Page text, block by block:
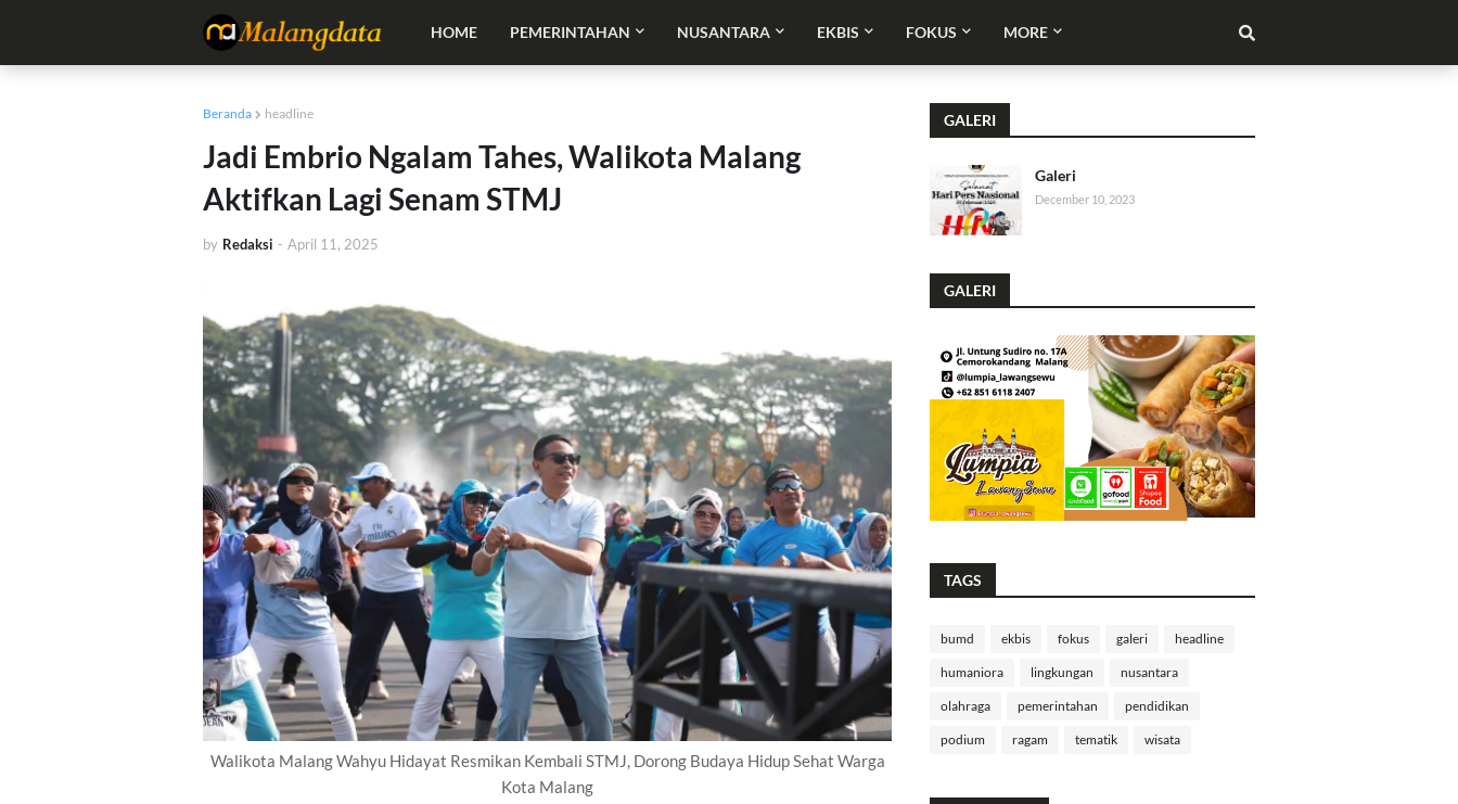
HOME PEMERINTAHAN NUSANTARA EKBIS FOKUS MORE
Beranda headline
Jadi Embrio Ngalam Tahes, Walikota Malang
Aktifkan Lagi Senam STMJ
by Redaksi - April 11, 2025
Walikota Malang Wahyu Hidayat Resmikan Kembali STMJ, Dorong Budaya Hidup Sehat Warga
Kota Malang
GALERI
Galeri
December 10, 2023
GALERI
TAGS
bumd ekbis fokus galeri headline
humaniora lingkungan nusantara
olahraga pemerintahan pendidikan
podium ragam tematik wisata